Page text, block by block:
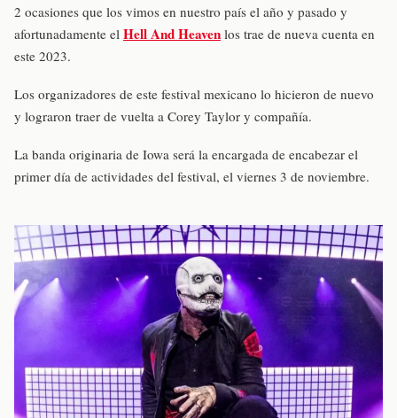
2 ocasiones que los vimos en nuestro país el año y pasado y
afortunadamente el Hell And Heaven los trae de nueva cuenta en
este 2023.
Los organizadores de este festival mexicano lo hicieron de nuevo
y lograron traer de vuelta a Corey Taylor y compañía.
La banda originaria de Iowa será la encargada de encabezar el
primer día de actividades del festival, el viernes 3 de noviembre.